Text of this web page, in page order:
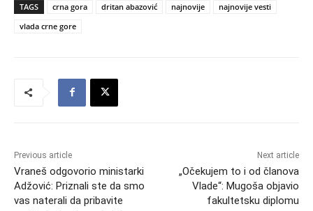
TAGS crna gora dritan abazović najnovije
najnovije vesti
vlada crne gore
Previous article
Vraneš odgovorio ministarki
Adžović: Priznali ste da smo
vas naterali da pribavite
Next article
„Očekujem to i od članova
Vlade“: Mugoša objavio
fakultetsku diplomu